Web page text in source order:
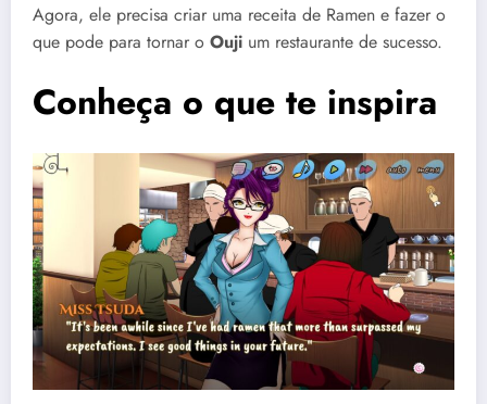
Agora, ele precisa criar uma receita de Ramen e fazer o
que pode para tornar o Ouji um restaurante de sucesso.
Conheça o que te inspira